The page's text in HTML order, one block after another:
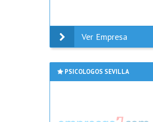
Ver Empresa
PSICOLOGOS SEVILLA